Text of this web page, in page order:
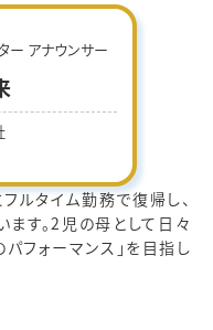
ー アナウンサー
ルタイム勤務で復帰し、
ます。2児の母として日々
フォーマンス」を目指し